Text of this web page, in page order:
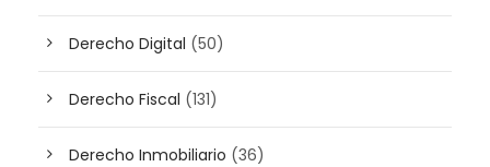
Derecho Digital (50)
Derecho Fiscal (131)
Derecho Inmobiliario (36)